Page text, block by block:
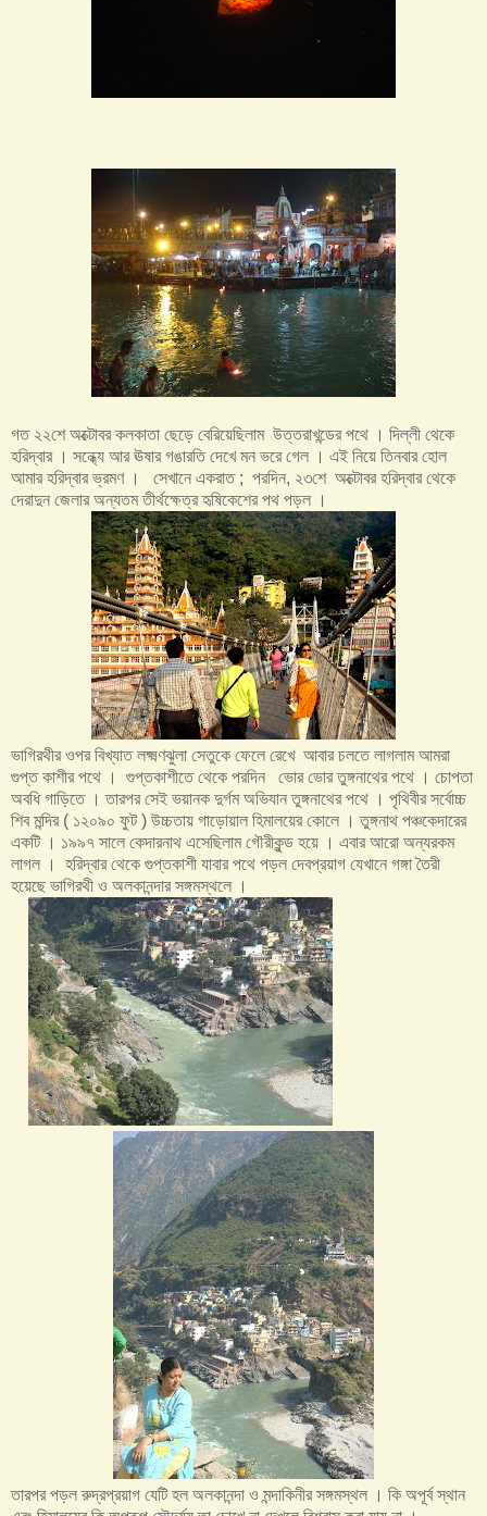
গত ২২শে অক্টোবর কলকাতা ছেড়ে বেরিয়েছিলাম উত্তরাখন্ডের পথে । দিল্লী থেকে
হরিদ্বার । সন্ধ্যে আর ঊষার গঙারতি দেখে মন ভরে গেল । এই নিয়ে তিনবার হোল
আমার হরিদ্বার ভ্রমণ । সেখানে একরাত ; পরদিন, ২৩শে অক্টোবর হরিদ্বার থেকে
দেরাদুন জেলার অন্যতম তীর্থক্ষেত্র হৃষিকেশের পথ পড়ল ।
ভাগিরথীর ওপর বিখ্যাত লক্ষ্মণঝুলা সেতুকে ফেলে রেখে আবার চলতে লাগলাম আমরা
গুপ্ত কাশীর পথে । গুপ্তকাশীতে থেকে পরদিন ভোর ভোর তুঙ্গনাথের পথে । চোপতা
অবধি গাড়িতে । তারপর সেই ভয়ানক দুর্গম অভিযান তুঙ্গনাথের পথে । পৃথিবীর সর্বোচ্চ
শিব মন্দির ( ১২০৯০ ফুট ) উচ্চতায় গাড়োয়াল হিমালয়ের কোলে । তুঙ্গনাথ পঞ্চকেদারের
একটি । ১৯৯৭ সালে কেদারনাথ এসেছিলাম গৌরীকুন্ড হয়ে । এবার আরো অন্যরকম
লাগল । হরিদ্বার থেকে গুপ্তকাশী যাবার পথে পড়ল দেবপ্রয়াগ যেখানে গঙ্গা তৈরী
হয়েছে ভাগিরথী ও অলকানন্দার সঙ্গমস্থলে ।
তারপর পড়ল রুদ্রপ্রয়াগ যেটি হল অলকানন্দা ও মন্দাকিনীর সঙ্গমস্থল । কি অপূর্ব স্থান